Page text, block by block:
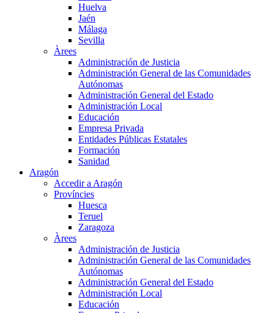
Huelva
Jaén
Málaga
Sevilla
Àrees
Administración de Justicia
Administración General de las Comunidades
Autónomas
Administración General del Estado
Administración Local
Educación
Empresa Privada
Entidades Públicas Estatales
Formación
Sanidad
Aragón
Accedir a Aragón
Províncies
Huesca
Teruel
Zaragoza
Àrees
Administración de Justicia
Administración General de las Comunidades
Autónomas
Administración General del Estado
Administración Local
Educación